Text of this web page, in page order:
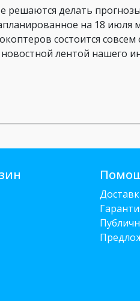
решаются делать
на 18 июля
состоится
лентой нашего